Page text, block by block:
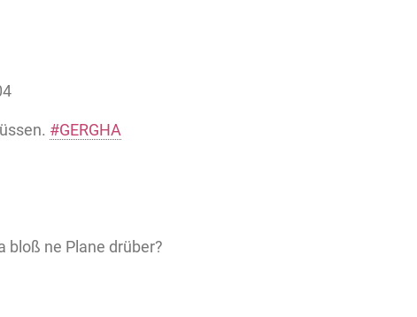
#GERGHA
bloß ne Plane drüber?